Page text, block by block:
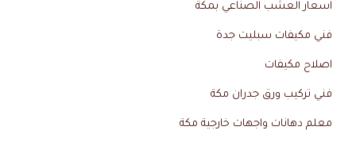
اسعار العشب الصناعي بمكة
فني مكيفات سبليت جدة
اصلاح مكيفات
فني تركيب ورق جدران مكة
معلم دهانات واجهات خارجية مكة